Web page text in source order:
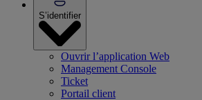
S’identifier
Ouvrir l’application Web
Management Console
Ticket
Portail client